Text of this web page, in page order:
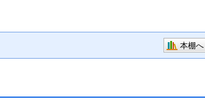
本棚へ